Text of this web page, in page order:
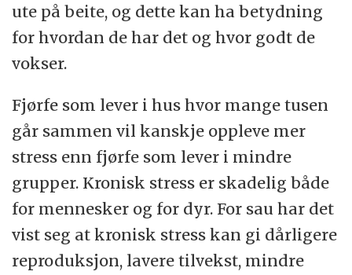
ute på beite, og dette kan ha betydning
for hvordan de har det og hvor godt de
vokser.
Fjørfe som lever i hus hvor mange tusen
går sammen vil kanskje oppleve mer
stress enn fjørfe som lever i mindre
grupper. Kronisk stress er skadelig både
for mennesker og for dyr. For sau har det
vist seg at kronisk stress kan gi dårligere
reproduksjon, lavere tilvekst, mindre